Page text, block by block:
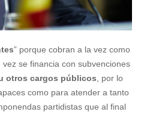
” porque cobran a la vez como
vez se financia con subvenciones
otros cargos públicos , por lo
como para atender a tanto
partidistas que al final